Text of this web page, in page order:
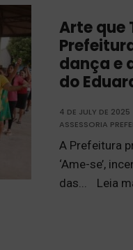
Arte que
dança e
do
4 DE JULY DE 2025
ASSESSORIA
A Prefeitura
‘Ame-se’,
das... Leia